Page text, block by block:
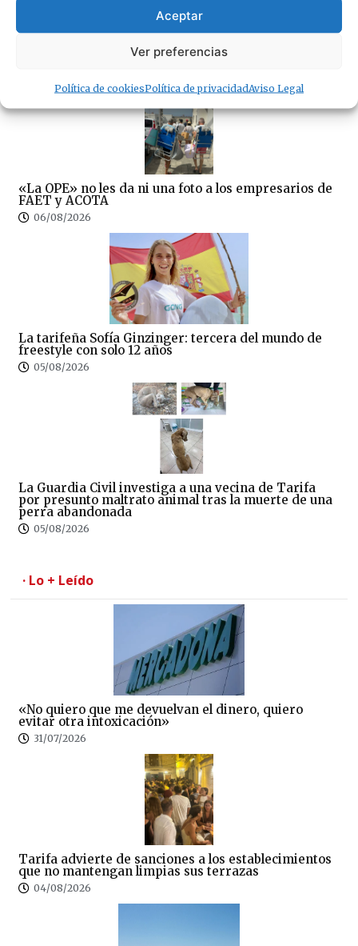
Aceptar
Ver preferencias
Política de cookiesPolítica de privacidadAviso Legal
La APBA convoca el concurso de fotografía
ambiental “Puerto y Naturaleza: Bahía de Algeciras y
«La OPE» no les da ni una foto a los empresarios de
FAET y ACOTA
06/08/2026
La tarifeña Sofía Ginzinger: tercera del mundo de
freestyle con solo 12 años
05/08/2026
La Guardia Civil investiga a una vecina de Tarifa
por presunto maltrato animal tras la muerte de una
perra abandonada
05/08/2026
· Lo + Leído
«No quiero que me devuelvan el dinero, quiero
evitar otra intoxicación»
31/07/2026
Tarifa advierte de sanciones a los establecimientos
que no mantengan limpias sus terrazas
04/08/2026